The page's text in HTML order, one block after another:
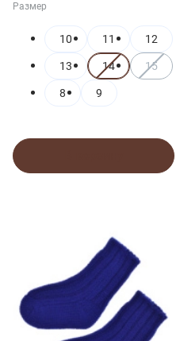
Размер
10 11 12
13 14 15
8 9